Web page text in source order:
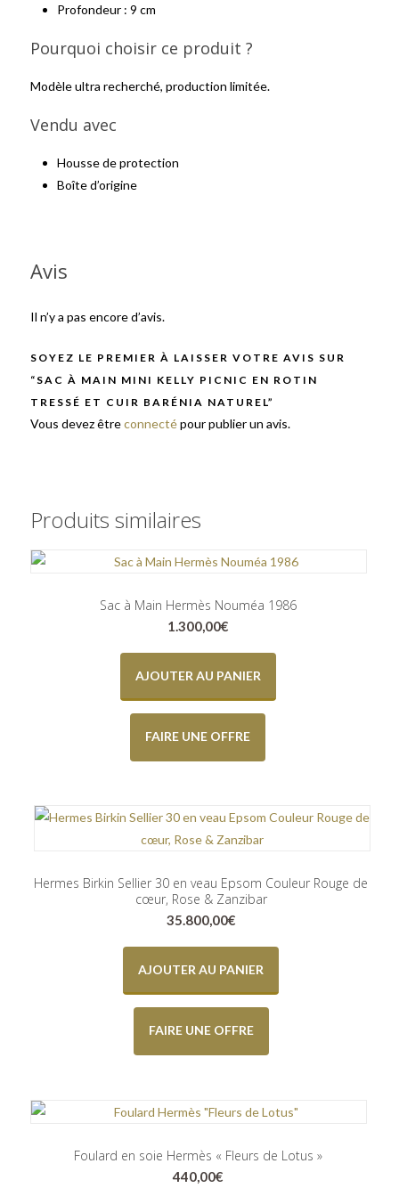
Profondeur : 9 cm
Pourquoi choisir ce produit ?
Modèle ultra recherché, production limitée.
Vendu avec
Housse de protection
Boîte d’origine
Avis
Il n’y a pas encore d’avis.
SOYEZ LE PREMIER À LAISSER VOTRE AVIS SUR
“SAC À MAIN MINI KELLY PICNIC EN ROTIN
TRESSÉ ET CUIR BARÉNIA NATUREL”
Vous devez êtreconnectépour publier un avis.
Produits similaires
Sac à Main Hermès Nouméa 1986
1.300,00€
AJOUTER AU PANIER
FAIRE UNE OFFRE
Hermes Birkin Sellier 30 en veau Epsom Couleur Rouge de
cœur, Rose & Zanzibar
35.800,00€
AJOUTER AU PANIER
FAIRE UNE OFFRE
Foulard en soie Hermès « Fleurs de Lotus »
440,00€